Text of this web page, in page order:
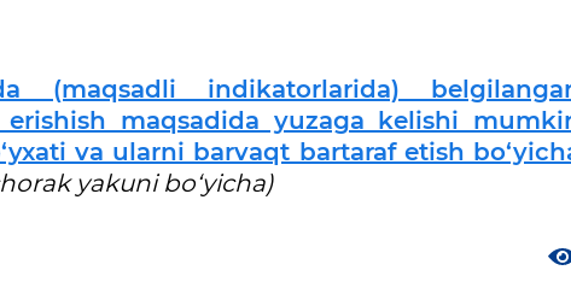
(maqsadli indikatorlarida)
maqsadida yuzaga kelishi
va ularni barvaqt bartaraf etish
yakuni bo‘yicha)